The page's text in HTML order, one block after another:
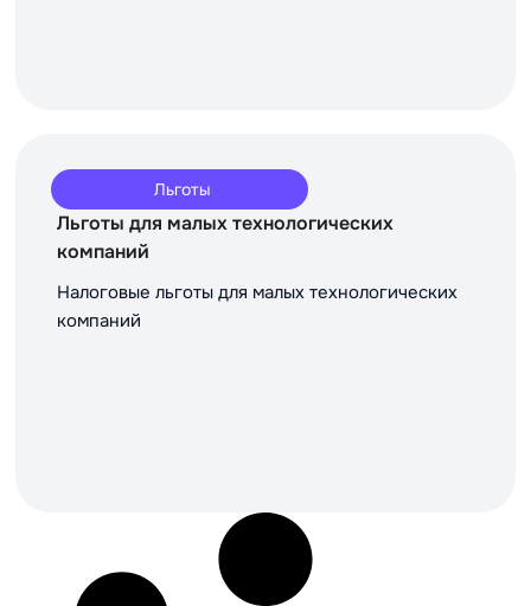
Льготы
Льготы для малых технологических
компаний
Налоговые льготы для малых технологических
компаний